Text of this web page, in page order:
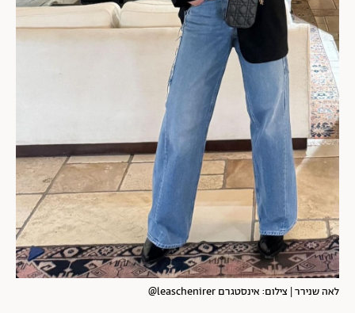
לאה שנירר | צילום: אינסטגרם leaschenirer@